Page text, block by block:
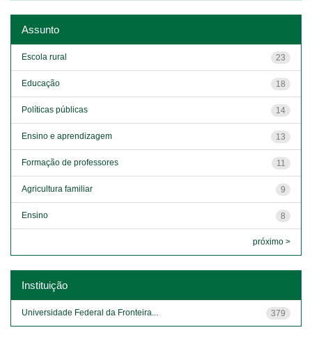
Assunto
23
Escola rural
18
Educação
14
Políticas públicas
13
Ensino e aprendizagem
11
Formação de professores
9
Agricultura familiar
8
Ensino
próximo >
Instituição
379
Universidade Federal da Fronteira...